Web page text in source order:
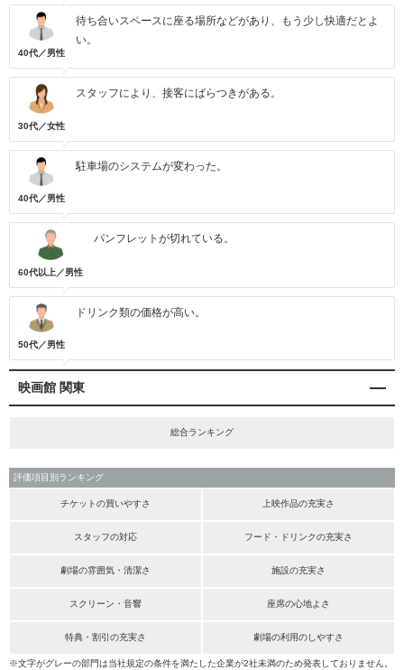
40代／男性
待ち合いスペースに座る場所などがあり、もう少し快適だとよ
い。
30代／女性
スタッフにより、接客にばらつきがある。
40代／男性
駐車場のシステムが変わった。
60代以上／男性
パンフレットが切れている。
50代／男性
ドリンク類の価格が高い。
映画館 関東
総合ランキング
評価項目別ランキング
チケットの買いやすさ 上映作品の充実さ
スタッフの対応 フード・ドリンクの充実さ
劇場の雰囲気・清潔さ 施設の充実さ
スクリーン・音響 座席の心地よさ
特典・割引の充実さ 劇場の利用のしやすさ
※文字がグレーの部門は当社規定の条件を満たした企業が2社未満のため発表しておりません。